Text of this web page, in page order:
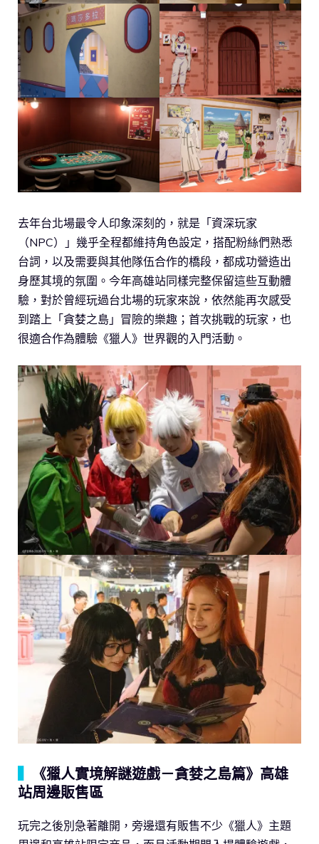
去年台北場最令人印象深刻的，就是「資深玩家
（NPC）」幾乎全程都維持角色設定，搭配粉絲們熟悉
台詞，以及需要與其他隊伍合作的橋段，都成功營造出
身歷其境的氛圍。今年高雄站同樣完整保留這些互動體
驗，對於曾經玩過台北場的玩家來說，依然能再次感受
到踏上「貪婪之島」冒險的樂趣；首次挑戰的玩家，也
很適合作為體驗《獵人》世界觀的入門活動。
《獵人實境解謎遊戲－貪婪之島篇》高雄
站周邊販售區
玩完之後別急著離開，旁邊還有販售不少《獵人》主題